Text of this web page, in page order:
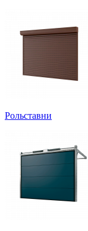
Рольставни